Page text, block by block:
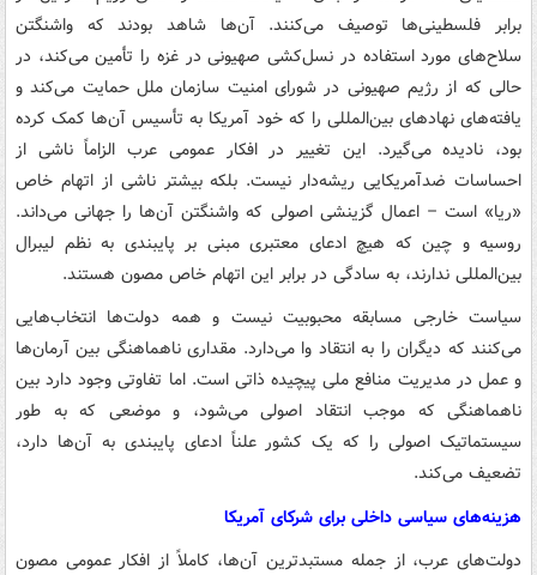
برابر فلسطینی‌ها توصیف می‌کنند. آن‌ها شاهد بودند که واشنگتن
سلاح‌های مورد استفاده در نسل‌کشی صهیونی در غزه را تأمین می‌کند، در
حالی که از رژیم صهیونی در شورای امنیت سازمان ملل حمایت می‌کند و
یافته‌های نهادهای بین‌المللی را که خود آمریکا به تأسیس آن‌ها کمک کرده
بود، نادیده می‌گیرد. این تغییر در افکار عمومی عرب الزاماً ناشی از
احساسات ضدآمریکایی ریشه‌دار نیست. بلکه بیشتر ناشی از اتهام خاص
«ریا» است – اعمال گزینشی اصولی که واشنگتن آن‌ها را جهانی می‌داند.
روسیه و چین که هیچ ادعای معتبری مبنی بر پایبندی به نظم لیبرال
بین‌المللی ندارند، به سادگی در برابر این اتهام خاص مصون هستند.
سیاست خارجی مسابقه محبوبیت نیست و همه دولت‌ها انتخاب‌هایی
می‌کنند که دیگران را به انتقاد وا می‌دارد. مقداری ناهماهنگی بین آرمان‌ها
و عمل در مدیریت منافع ملی پیچیده ذاتی است. اما تفاوتی وجود دارد بین
ناهماهنگی که موجب انتقاد اصولی می‌شود، و موضعی که به طور
سیستماتیک اصولی را که یک کشور علناً ادعای پایبندی به آن‌ها دارد،
تضعیف می‌کند.
هزینه‌های سیاسی داخلی برای شرکای آمریکا
دولت‌های عرب، از جمله مستبدترین آن‌ها، کاملاً از افکار عمومی مصون